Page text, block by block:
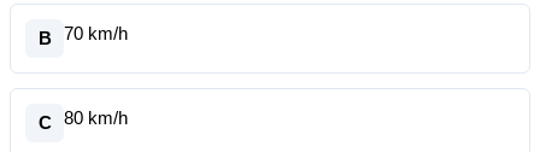
B 70 km/h
C 80 km/h